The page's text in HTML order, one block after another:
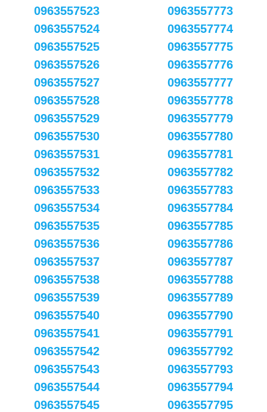
0963557523
0963557524
0963557525
0963557526
0963557527
0963557528
0963557529
0963557530
0963557531
0963557532
0963557533
0963557534
0963557535
0963557536
0963557537
0963557538
0963557539
0963557540
0963557541
0963557542
0963557543
0963557544
0963557545
0963557773
0963557774
0963557775
0963557776
0963557777
0963557778
0963557779
0963557780
0963557781
0963557782
0963557783
0963557784
0963557785
0963557786
0963557787
0963557788
0963557789
0963557790
0963557791
0963557792
0963557793
0963557794
0963557795